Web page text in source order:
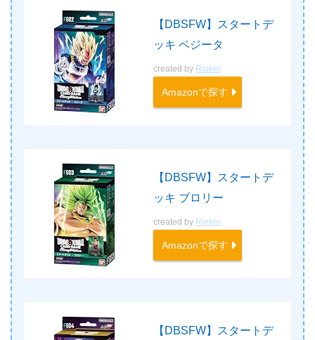
【DBSFW】スタートデ
ッキ ベジータ
created by Rinker
Amazonで探す
【DBSFW】スタートデ
ッキ ブロリー
created by Rinker
Amazonで探す
【DBSFW】スタートデ